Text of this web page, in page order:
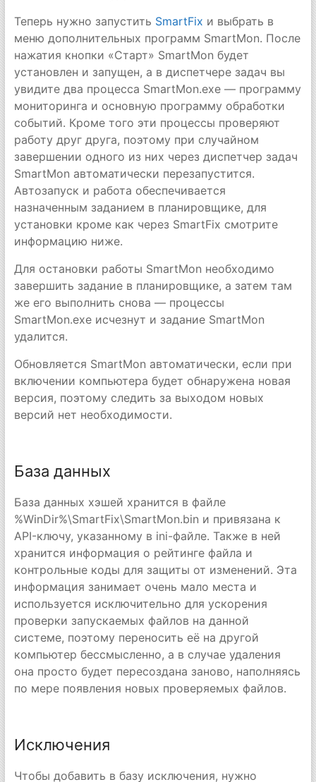
Теперь нужно запустить SmartFix и выбрать в
меню дополнительных программ SmartMon. После
нажатия кнопки «Старт» SmartMon будет
установлен и запущен, а в диспетчере задач вы
увидите два процесса SmartMon.exe — программу
мониторинга и основную программу обработки
событий. Кроме того эти процессы проверяют
работу друг друга, поэтому при случайном
завершении одного из них через диспетчер задач
SmartMon автоматически перезапустится.
Автозапуск и работа обеспечивается
назначенным заданием в планировщике, для
установки кроме как через SmartFix смотрите
информацию ниже.
Для остановки работы SmartMon необходимо
завершить задание в планировщике, а затем там
же его выполнить снова — процессы
SmartMon.exe исчезнут и задание SmartMon
удалится.
Обновляется SmartMon автоматически, если при
включении компьютера будет обнаружена новая
версия, поэтому следить за выходом новых
версий нет необходимости.
База данных
База данных хэшей хранится в файле
%WinDir%\SmartFix\SmartMon.bin и привязана к
API-ключу, указанному в ini-файле. Также в ней
хранится информация о рейтинге файла и
контрольные коды для защиты от изменений. Эта
информация занимает очень мало места и
используется исключительно для ускорения
проверки запускаемых файлов на данной
системе, поэтому переносить её на другой
компьютер бессмысленно, а в случае удаления
она просто будет пересоздана заново, наполняясь
по мере появления новых проверяемых файлов.
Исключения
Чтобы добавить в базу исключения, нужно